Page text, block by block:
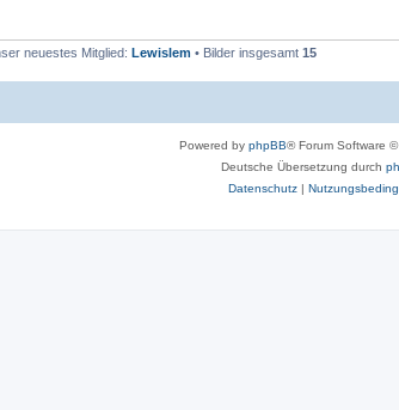
neuestes Mitglied: Lewislem • Bilder insgesamt 15
Powered by phpBB® Forum Software
Deutsche Übersetzung durch
Datenschutz|